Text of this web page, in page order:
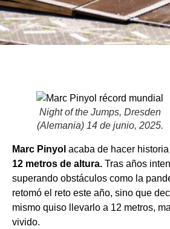
Night of the Jumps, Dresden
(Alemania) 14 de junio, 2025.
Marc Pinyol acaba de hacer
12 metros de altura. Tras años
superando obstáculos como la
retomó el reto este año, sino que
mismo quiso llevarlo a 12 metros,
vivido.